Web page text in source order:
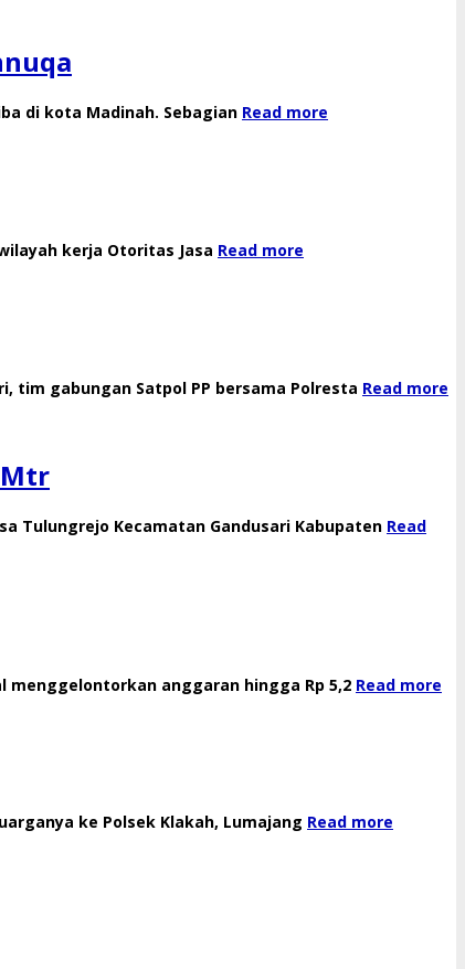
di kota Madinah. Sebagian Read more
kerja Otoritas Jasa Read more
tim gabungan Satpol PP bersama Polresta Read more
Tulungrejo Kecamatan Gandusari Kabupaten Read
menggelontorkan anggaran hingga Rp 5,2 Read more
ke Polsek Klakah, Lumajang Read more